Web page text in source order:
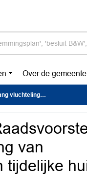
Over de
en tijdelijke huisves
van
tijdelijke